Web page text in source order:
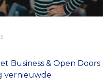
Business & Open Doors
vernieuwde